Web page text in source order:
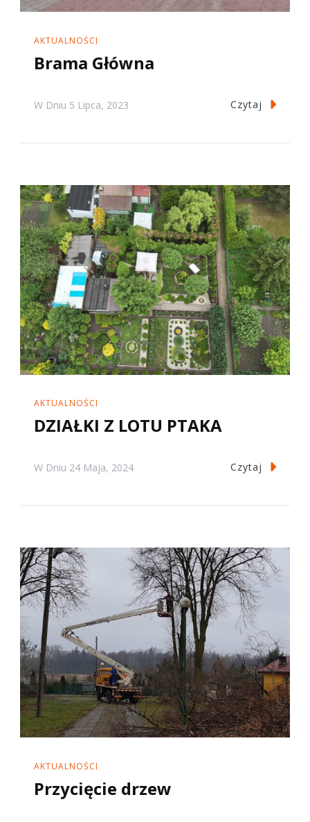
AKTUALNOŚCI
Brama Główna
W Dniu 5 Lipca, 2023 Czytaj
AKTUALNOŚCI
DZIAŁKI Z LOTU PTAKA
W Dniu 24 Maja, 2024 Czytaj
AKTUALNOŚCI
Przycięcie drzew